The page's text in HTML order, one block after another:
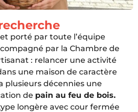
porté par toute l’équipe
par la Chambre de
: relancer une activité
une maison de caractère
plusieurs décennies une
de pain au feu de bois.
longère avec cour fermée